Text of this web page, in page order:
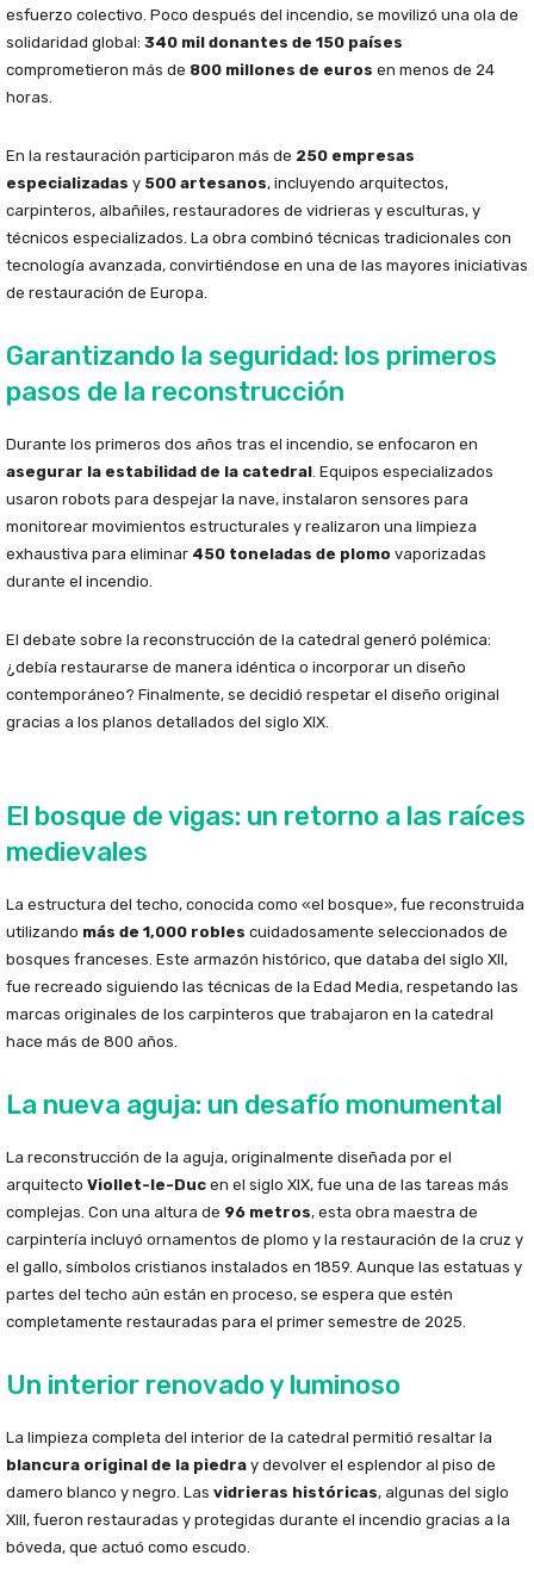
esfuerzo colectivo. Poco después del incendio, se movilizó una ola de
solidaridad global: 340 mil donantes de 150 países
comprometieron más de 800 millones de euros en menos de 24
horas.
En la restauración participaron más de 250 empresas
especializadas y 500 artesanos, incluyendo arquitectos,
carpinteros, albañiles, restauradores de vidrieras y esculturas, y
técnicos especializados. La obra combinó técnicas tradicionales con
tecnología avanzada, convirtiéndose en una de las mayores iniciativas
de restauración de Europa.
Garantizando la seguridad: los primeros
pasos de la reconstrucción
Durante los primeros dos años tras el incendio, se enfocaron en
asegurar la estabilidad de la catedral. Equipos especializados
usaron robots para despejar la nave, instalaron sensores para
monitorear movimientos estructurales y realizaron una limpieza
exhaustiva para eliminar 450 toneladas de plomo vaporizadas
durante el incendio.
El debate sobre la reconstrucción de la catedral generó polémica:
¿debía restaurarse de manera idéntica o incorporar un diseño
contemporáneo? Finalmente, se decidió respetar el diseño original
gracias a los planos detallados del siglo XIX.
El bosque de vigas: un retorno a las raíces
medievales
La estructura del techo, conocida como «el bosque», fue reconstruida
utilizando más de 1,000 robles cuidadosamente seleccionados de
bosques franceses. Este armazón histórico, que databa del siglo XII,
fue recreado siguiendo las técnicas de la Edad Media, respetando las
marcas originales de los carpinteros que trabajaron en la catedral
hace más de 800 años.
La nueva aguja: un desafío monumental
La reconstrucción de la aguja, originalmente diseñada por el
arquitecto Viollet-le-Duc en el siglo XIX, fue una de las tareas más
complejas. Con una altura de 96 metros, esta obra maestra de
carpintería incluyó ornamentos de plomo y la restauración de la cruz y
el gallo, símbolos cristianos instalados en 1859. Aunque las estatuas y
partes del techo aún están en proceso, se espera que estén
completamente restauradas para el primer semestre de 2025.
Un interior renovado y luminoso
La limpieza completa del interior de la catedral permitió resaltar la
blancura original de la piedra y devolver el esplendor al piso de
damero blanco y negro. Las vidrieras históricas, algunas del siglo
XIII, fueron restauradas y protegidas durante el incendio gracias a la
bóveda, que actuó como escudo.